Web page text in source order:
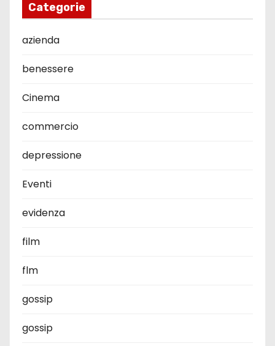
Categorie
azienda
benessere
Cinema
commercio
depressione
Eventi
evidenza
film
flm
gossip
gossip